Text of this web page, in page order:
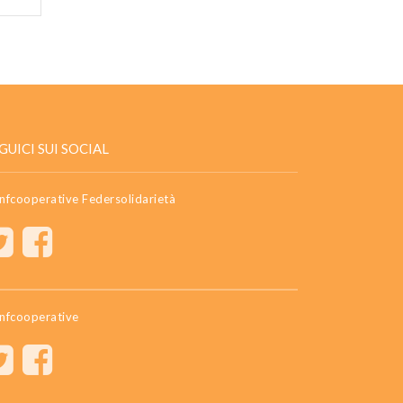
SUI SOCIAL
Federsolidarietà